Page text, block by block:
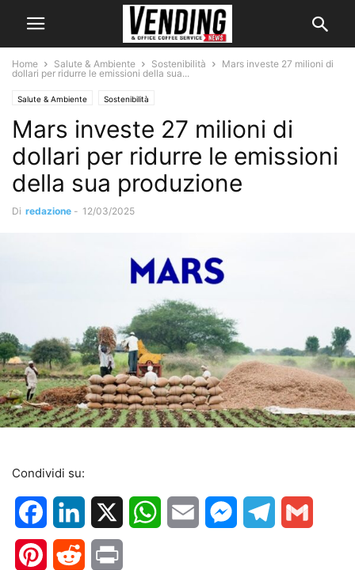
Home Salute & Ambiente Sostenibilità
Mars investe 27 milioni di
dollari per ridurre le emissioni della sua...
Salute & Ambiente Sostenibilità
Mars investe 27 milioni di
dollari per ridurre le emissioni
della sua produzione
Di redazione - 12/03/2025
Condividi su:
FacebookLinkedIn WhatsApp
Email MessengerTelegram
PinterestReddit